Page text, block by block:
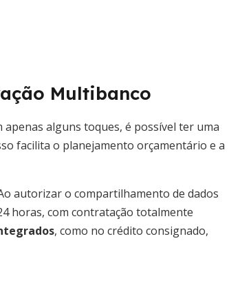
Multibanco
alguns toques, é possível ter uma
facilita o planejamento orçamentário e a
autorizar o compartilhamento de dados
horas, com contratação totalmente
, como no crédito consignado,